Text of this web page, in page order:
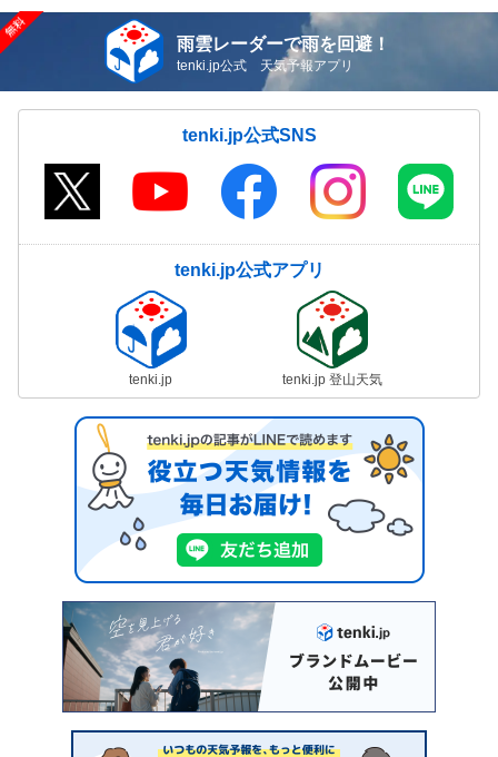
雨雲レーダーで雨を回避！
tenki.jp公式 天気予報アプリ
tenki.jp公式SNS
tenki.jp公式アプリ
tenki.jp tenki.jp 登山天気